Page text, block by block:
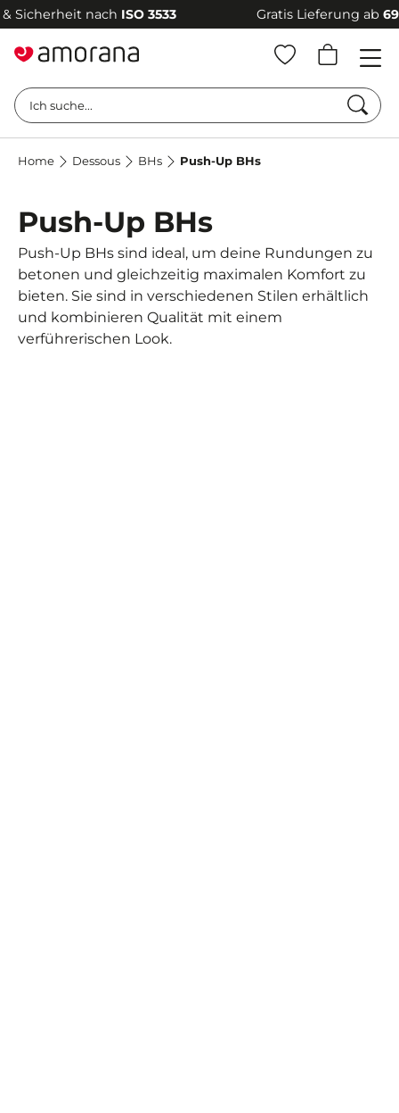
nachISO 3533 Gratis Lieferung ab69 €–
Ich suche...
Home Dessous BHs Push-Up BHs
Push-Up BHs
Push-Up BHs sind ideal, um deine Rundungen zu
betonen und gleichzeitig maximalen Komfort zu
bieten. Sie sind in verschiedenen Stilen erhältlich
und kombinieren Qualität mit einem
verführerischen Look.